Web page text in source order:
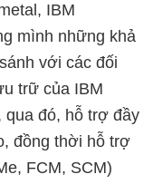
IBM
mình những khả
với các đối
trữ của IBM
đó, hỗ trợ đầy
đồng thời hỗ trợ
FCM, SCM)